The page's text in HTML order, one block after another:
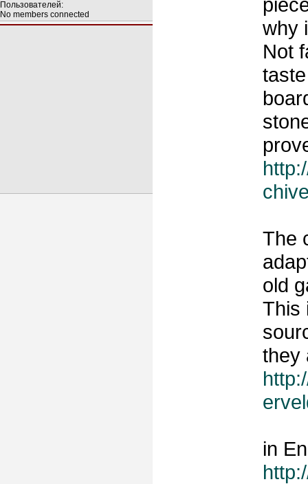
No members connected
why
Not
The
old
This
they
in